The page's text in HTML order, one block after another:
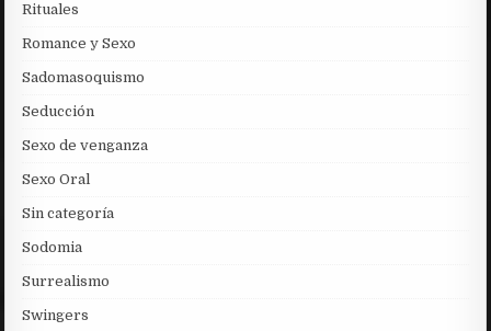
Rituales
Romance y Sexo
Sadomasoquismo
Seducción
Sexo de venganza
Sexo Oral
Sin categoría
Sodomia
Surrealismo
Swingers